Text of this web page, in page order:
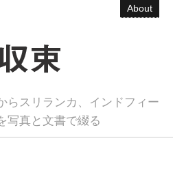
About
らスリランカ、インドフィー
写真と文書で綴る